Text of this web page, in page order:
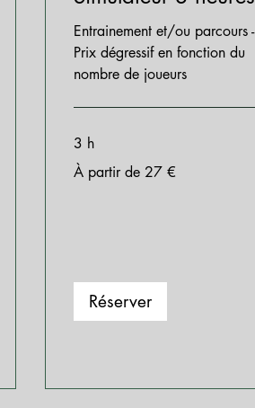
Entrainement et/ou parcours -
Prix dégressif en fonction du
nombre de joueurs
3 h
À
partir
À partir de 27 €
Réserver